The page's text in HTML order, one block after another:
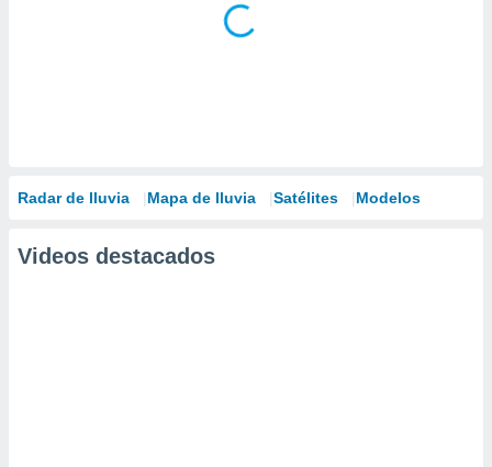
Radar de lluvia Mapa de lluvia Satélites Modelos
Videos destacados